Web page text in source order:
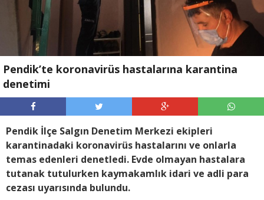
Pendik’te koronavirüs hastalarına karantina
denetimi
Pendik İlçe Salgın Denetim Merkezi ekipleri
karantinadaki koronavirüs hastalarını ve onlarla
temas edenleri denetledi. Evde olmayan hastalara
tutanak tutulurken kaymakamlık idari ve adli para
cezası uyarısında bulundu.